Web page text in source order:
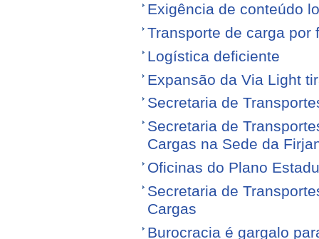
Exigência de conteúdo
Transporte de carga por
Logística deficiente
Expansão da Via Light
Secretaria de
Secretaria de
Cargas na Sede da
Oficinas do Plano
Secretaria de
Cargas
Burocracia é gargalo